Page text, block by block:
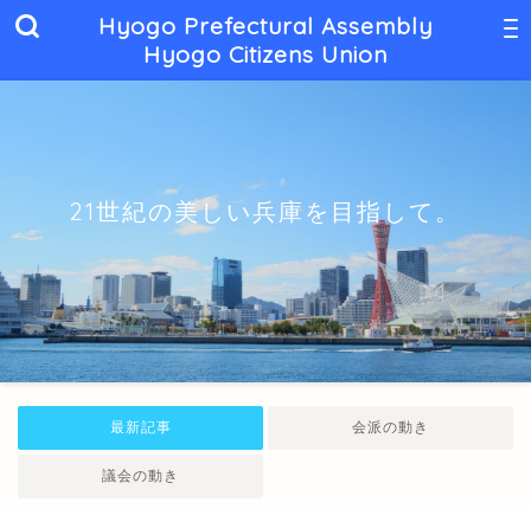
Hyogo Prefectural Assembly
Hyogo Citizens Union
21世紀の美しい兵庫を目指して。
最新記事 会派の動き
議会の動き